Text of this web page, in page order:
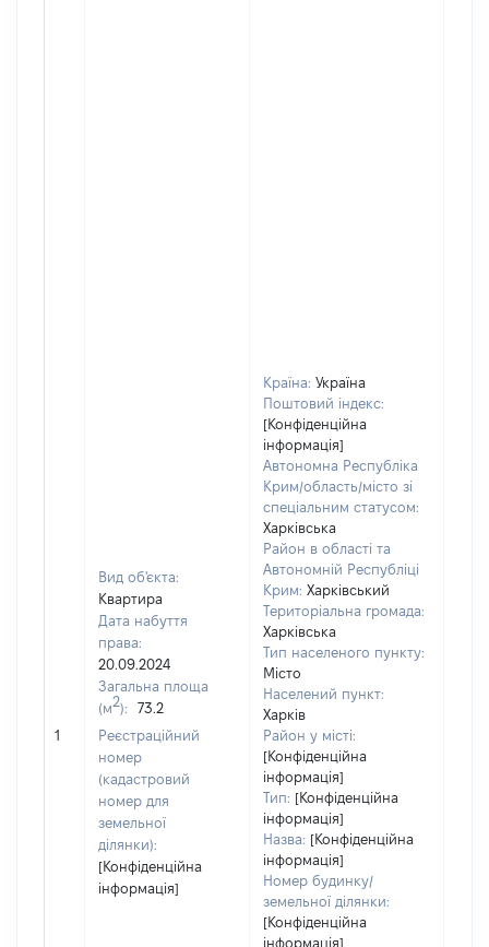
1
Вид об'єкта:
Квартира
Дата набуття
права:
20.09.2024
Загальна площа
(м2):
73.2
Реєстраційний
номер
(кадастровий
номер для
земельної
ділянки):
[Конфіденційна
інформація]
Країна: Україна
Поштовий індекс:
[Конфіденційна
інформація]
Автономна Республіка
Крим/область/місто зі
спеціальним статусом:
Харківська
Район в області та
Автономній Республіці
Крим: Харківський
Територіальна громада:
Харківська
Тип населеного пункту:
Місто
Населений пункт:
Харків
Район у місті:
[Конфіденційна
інформація]
Тип: [Конфіденційна
інформація]
Назва: [Конфіденційна
інформація]
Номер будинку/
земельної ділянки:
[Конфіденційна
інформація]